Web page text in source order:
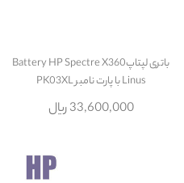
باتری لپتاپBattery HP Spectre X360
Linus با پارت نامبر PK03XL
33,600,000 ریال